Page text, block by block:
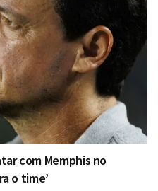
com Memphis no
o time’